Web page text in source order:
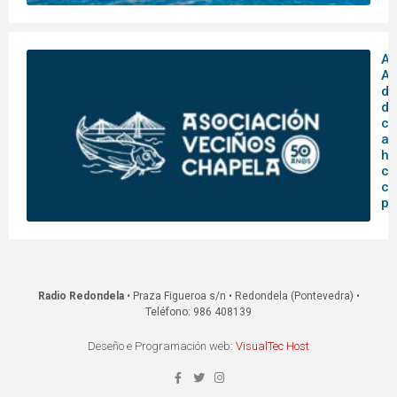
A
Radio Redondela• Praza Figueroa s/n • Redondela (Pontevedra) •
Teléfono: 986 408139
Deseño e Programación web: VisualTec Host